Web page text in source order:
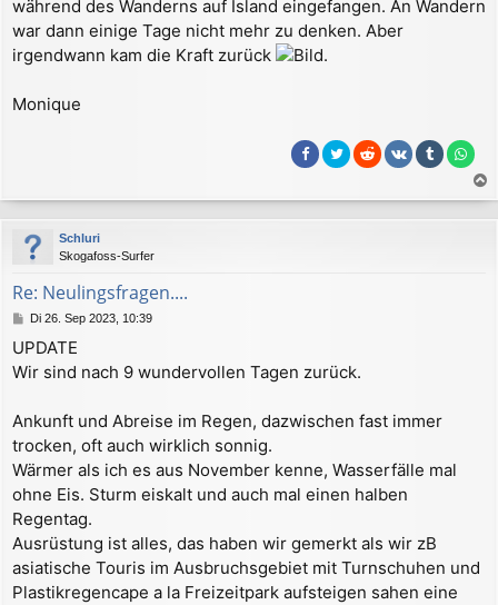
während des Wanderns auf Island eingefangen. An Wandern
war dann einige Tage nicht mehr zu denken. Aber
irgendwann kam die Kraft zurück
.
Monique
a
c
Schluri
Skogafoss-Surfer
Re: Neulingsfragen....
B
i
t
g
Di 26. Sep 2023, 10:39
UPDATE
Wir sind nach 9 wundervollen Tagen zurück.
Ankunft und Abreise im Regen, dazwischen fast immer
trocken, oft auch wirklich sonnig.
Wärmer als ich es aus November kenne, Wasserfälle mal
ohne Eis. Sturm eiskalt und auch mal einen halben
Regentag.
Ausrüstung ist alles, das haben wir gemerkt als wir zB
asiatische Touris im Ausbruchsgebiet mit Turnschuhen und
Plastikregencape a la Freizeitpark aufsteigen sahen eine